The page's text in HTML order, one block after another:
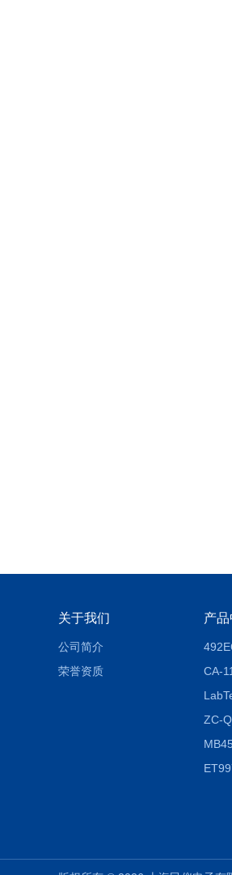
关于我们
公司简介
荣誉资质
产
ZC-